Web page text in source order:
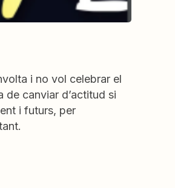
i no vol celebrar el
de canviar d’actitud si
i futurs, per